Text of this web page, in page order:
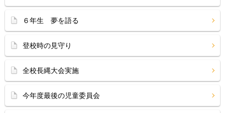
６年生 夢を語る
登校時の見守り
全校長縄大会実施
今年度最後の児童委員会